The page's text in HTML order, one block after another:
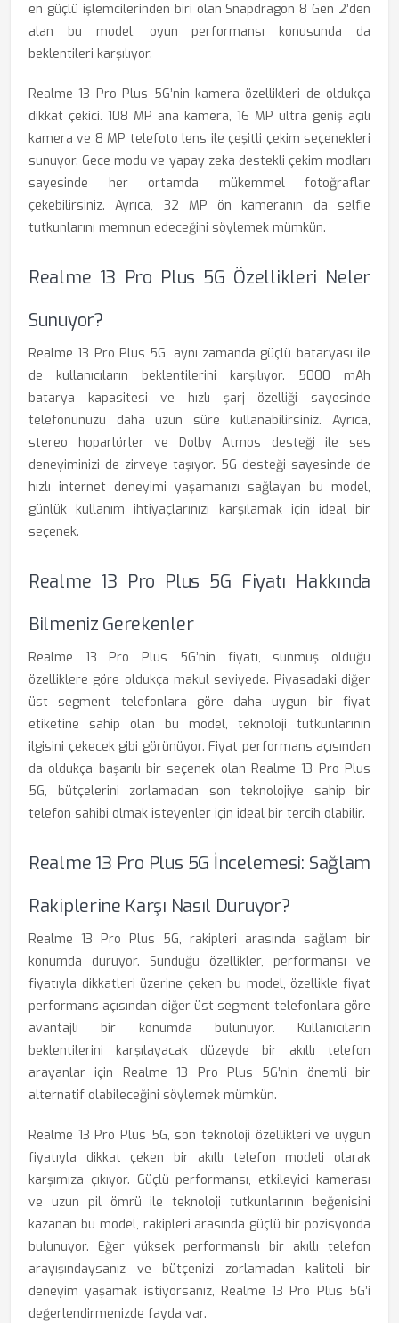
en güçlü işlemcilerinden biri olan Snapdragon 8 Gen 2’den
alan bu model, oyun performansı konusunda da
beklentileri karşılıyor.
Realme 13 Pro Plus 5G’nin kamera özellikleri de oldukça
dikkat çekici. 108 MP ana kamera, 16 MP ultra geniş açılı
kamera ve 8 MP telefoto lens ile çeşitli çekim seçenekleri
sunuyor. Gece modu ve yapay zeka destekli çekim modları
sayesinde her ortamda mükemmel fotoğraflar
çekebilirsiniz. Ayrıca, 32 MP ön kameranın da selfie
tutkunlarını memnun edeceğini söylemek mümkün.
Realme 13 Pro Plus 5G Özellikleri Neler
Sunuyor?
Realme 13 Pro Plus 5G, aynı zamanda güçlü bataryası ile
de kullanıcıların beklentilerini karşılıyor. 5000 mAh
batarya kapasitesi ve hızlı şarj özelliği sayesinde
telefonunuzu daha uzun süre kullanabilirsiniz. Ayrıca,
stereo hoparlörler ve Dolby Atmos desteği ile ses
deneyiminizi de zirveye taşıyor. 5G desteği sayesinde de
hızlı internet deneyimi yaşamanızı sağlayan bu model,
günlük kullanım ihtiyaçlarınızı karşılamak için ideal bir
seçenek.
Realme 13 Pro Plus 5G Fiyatı Hakkında
Bilmeniz Gerekenler
Realme 13 Pro Plus 5G’nin fiyatı, sunmuş olduğu
özelliklere göre oldukça makul seviyede. Piyasadaki diğer
üst segment telefonlara göre daha uygun bir fiyat
etiketine sahip olan bu model, teknoloji tutkunlarının
ilgisini çekecek gibi görünüyor. Fiyat performans açısından
da oldukça başarılı bir seçenek olan Realme 13 Pro Plus
5G, bütçelerini zorlamadan son teknolojiye sahip bir
telefon sahibi olmak isteyenler için ideal bir tercih olabilir.
Realme 13 Pro Plus 5G İncelemesi: Sağlam
Rakiplerine Karşı Nasıl Duruyor?
Realme 13 Pro Plus 5G, rakipleri arasında sağlam bir
konumda duruyor. Sunduğu özellikler, performansı ve
fiyatıyla dikkatleri üzerine çeken bu model, özellikle fiyat
performans açısından diğer üst segment telefonlara göre
avantajlı bir konumda bulunuyor. Kullanıcıların
beklentilerini karşılayacak düzeyde bir akıllı telefon
arayanlar için Realme 13 Pro Plus 5G’nin önemli bir
alternatif olabileceğini söylemek mümkün.
Realme 13 Pro Plus 5G, son teknoloji özellikleri ve uygun
fiyatıyla dikkat çeken bir akıllı telefon modeli olarak
karşımıza çıkıyor. Güçlü performansı, etkileyici kamerası
ve uzun pil ömrü ile teknoloji tutkunlarının beğenisini
kazanan bu model, rakipleri arasında güçlü bir pozisyonda
bulunuyor. Eğer yüksek performanslı bir akıllı telefon
arayışındaysanız ve bütçenizi zorlamadan kaliteli bir
deneyim yaşamak istiyorsanız, Realme 13 Pro Plus 5G’i
değerlendirmenizde fayda var.